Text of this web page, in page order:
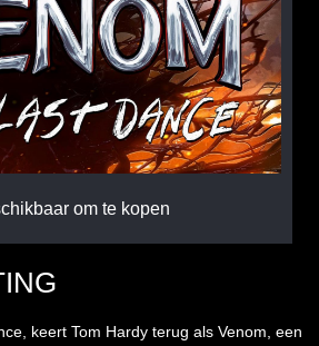
om te kopen
keert Tom Hardy terug als Venom, een